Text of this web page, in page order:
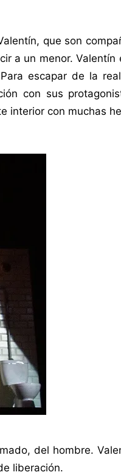
que son
a un menor. Valentín
escapar de la
con sus
interior con muchas
del hombre.
liberación.